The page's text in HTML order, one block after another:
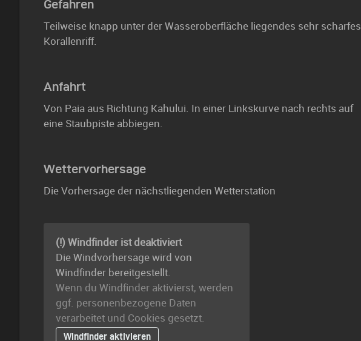
Gefahren
Teilweise knapp unter der Wasseroberfläche liegendes sehr scharfes
Korallenriff.
Anfahrt
Von Paia aus Richtung Kahului. In einer Linkskurve nach rechts auf
eine Staubpiste abbiegen.
Wettervorhersage
Die Vorhersage der nächstliegenden Wetterstation
(!) Windfinder ist deaktiviert
Die Windvorhersage wird von
Windfinder bereitgestellt.
Wenn du Windfinder aktivierst, werden
ggf. personenbezogene Daten
verarbeitet und Cookies gesetzt.
Windfinder aktivieren